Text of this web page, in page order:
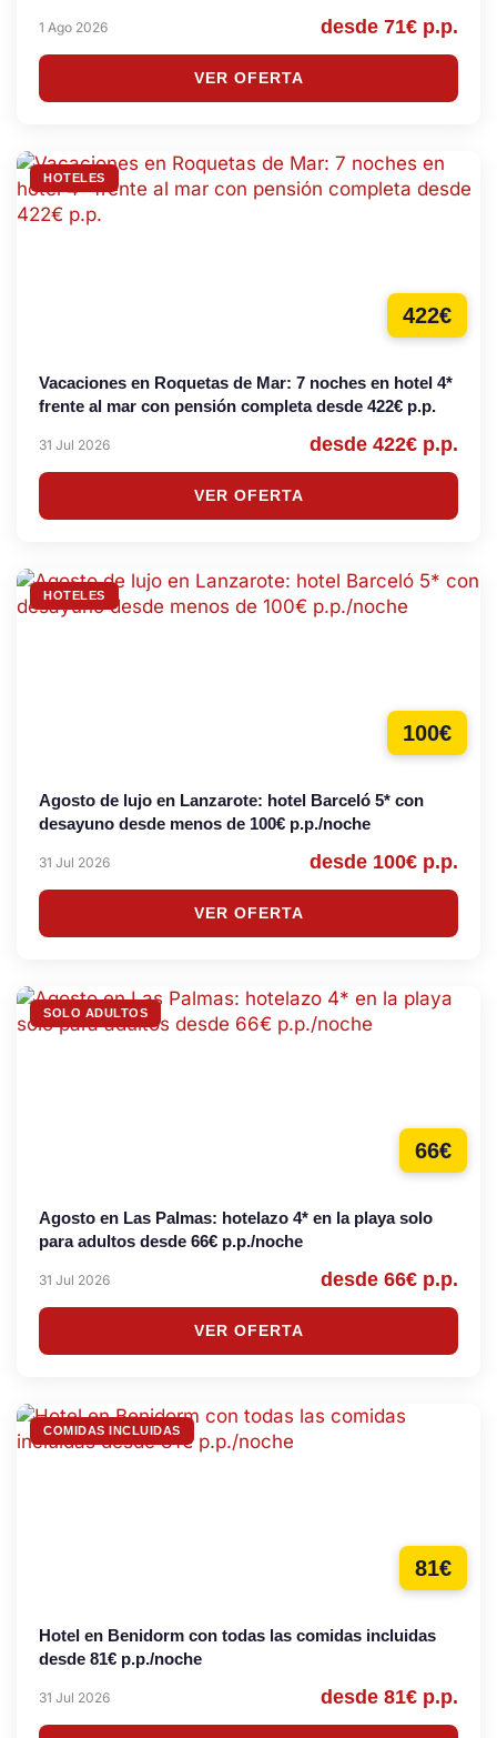
1 Ago 2026 desde 71€ p.p.
VER OFERTA
HOTELES
422€
Vacaciones en Roquetas de Mar: 7 noches en hotel 4*
frente al mar con pensión completa desde 422€ p.p.
31 Jul 2026 desde 422€ p.p.
VER OFERTA
HOTELES
100€
Agosto de lujo en Lanzarote: hotel Barceló 5* con
desayuno desde menos de 100€ p.p./noche
31 Jul 2026 desde 100€ p.p.
VER OFERTA
SOLO ADULTOS
66€
Agosto en Las Palmas: hotelazo 4* en la playa solo
para adultos desde 66€ p.p./noche
31 Jul 2026 desde 66€ p.p.
VER OFERTA
COMIDAS INCLUIDAS
81€
Hotel en Benidorm con todas las comidas incluidas
desde 81€ p.p./noche
31 Jul 2026 desde 81€ p.p.